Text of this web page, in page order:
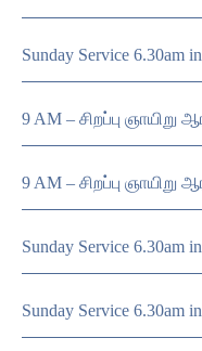
Sunday Service 6.30am
9 AM – சிறப்பு ஞாயிறு
9 AM – சிறப்பு ஞாயிறு
Sunday Service 6.30am
Sunday Service 6.30am